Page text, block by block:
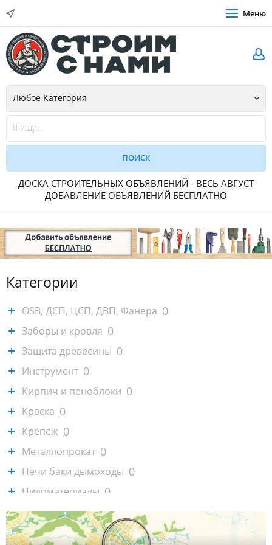
Меню
ДОСКА СТРОИТЕЛЬНЫХ ОБЪЯВЛЕНИЙ - ВЕСЬ АВГУСТ
ДОБАВЛЕНИЕ ОБЪЯВЛЕНИЙ БЕСПЛАТНО
Категории
OSB, ДСП, ЦСП, ДВП, Фанера 0
Заборы и кровля 0
Защита древесины 0
Инструмент 0
Кирпич и пеноблоки 0
Краска 0
Крепеж 0
Металлопрокат 0
Печи баки дымоходы 0
Пиломатериалы 0
Садовая техника, генераторы
Сайдинг и софиты 0